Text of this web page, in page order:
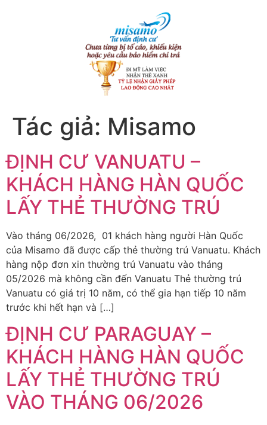
Tác giả: Misamo
ĐỊNH CƯ VANUATU –
KHÁCH HÀNG HÀN QUỐC
LẤY THẺ THƯỜNG TRÚ
Vào tháng 06/2026, 01 khách hàng người Hàn Quốc
của Misamo đã được cấp thẻ thường trú Vanuatu. Khách
hàng nộp đơn xin thường trú Vanuatu vào tháng
05/2026 mà không cần đến Vanuatu Thẻ thường trú
Vanuatu có giá trị 10 năm, có thể gia hạn tiếp 10 năm
trước khi hết hạn và […]
ĐỊNH CƯ PARAGUAY –
KHÁCH HÀNG HÀN QUỐC
LẤY THẺ THƯỜNG TRÚ
VÀO THÁNG 06/2026